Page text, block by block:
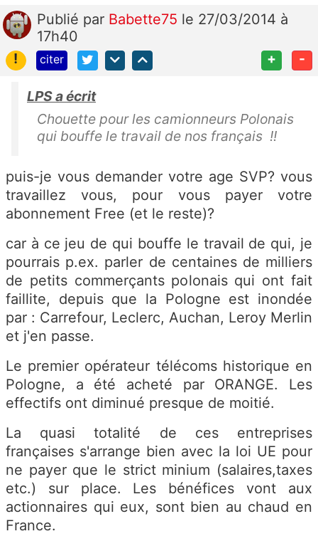
Publié par Babette75 le 27/03/2014 à
17h40
!
citer + -
LPS a écrit
Chouette pour les camionneurs Polonais
qui bouffe le travail de nos français !!
puis-je vous demander votre age SVP? vous
travaillez vous, pour vous payer votre
abonnement Free (et le reste)?
car à ce jeu de qui bouffe le travail de qui, je
pourrais p.ex. parler de centaines de milliers
de petits commerçants polonais qui ont fait
faillite, depuis que la Pologne est inondée
par : Carrefour, Leclerc, Auchan, Leroy Merlin
et j'en passe.
Le premier opérateur télécoms historique en
Pologne, a été acheté par ORANGE. Les
effectifs ont diminué presque de moitié.
La quasi totalité de ces entreprises
françaises s'arrange bien avec la loi UE pour
ne payer que le strict minium (salaires,taxes
etc.) sur place. Les bénéfices vont aux
actionnaires qui eux, sont bien au chaud en
France.